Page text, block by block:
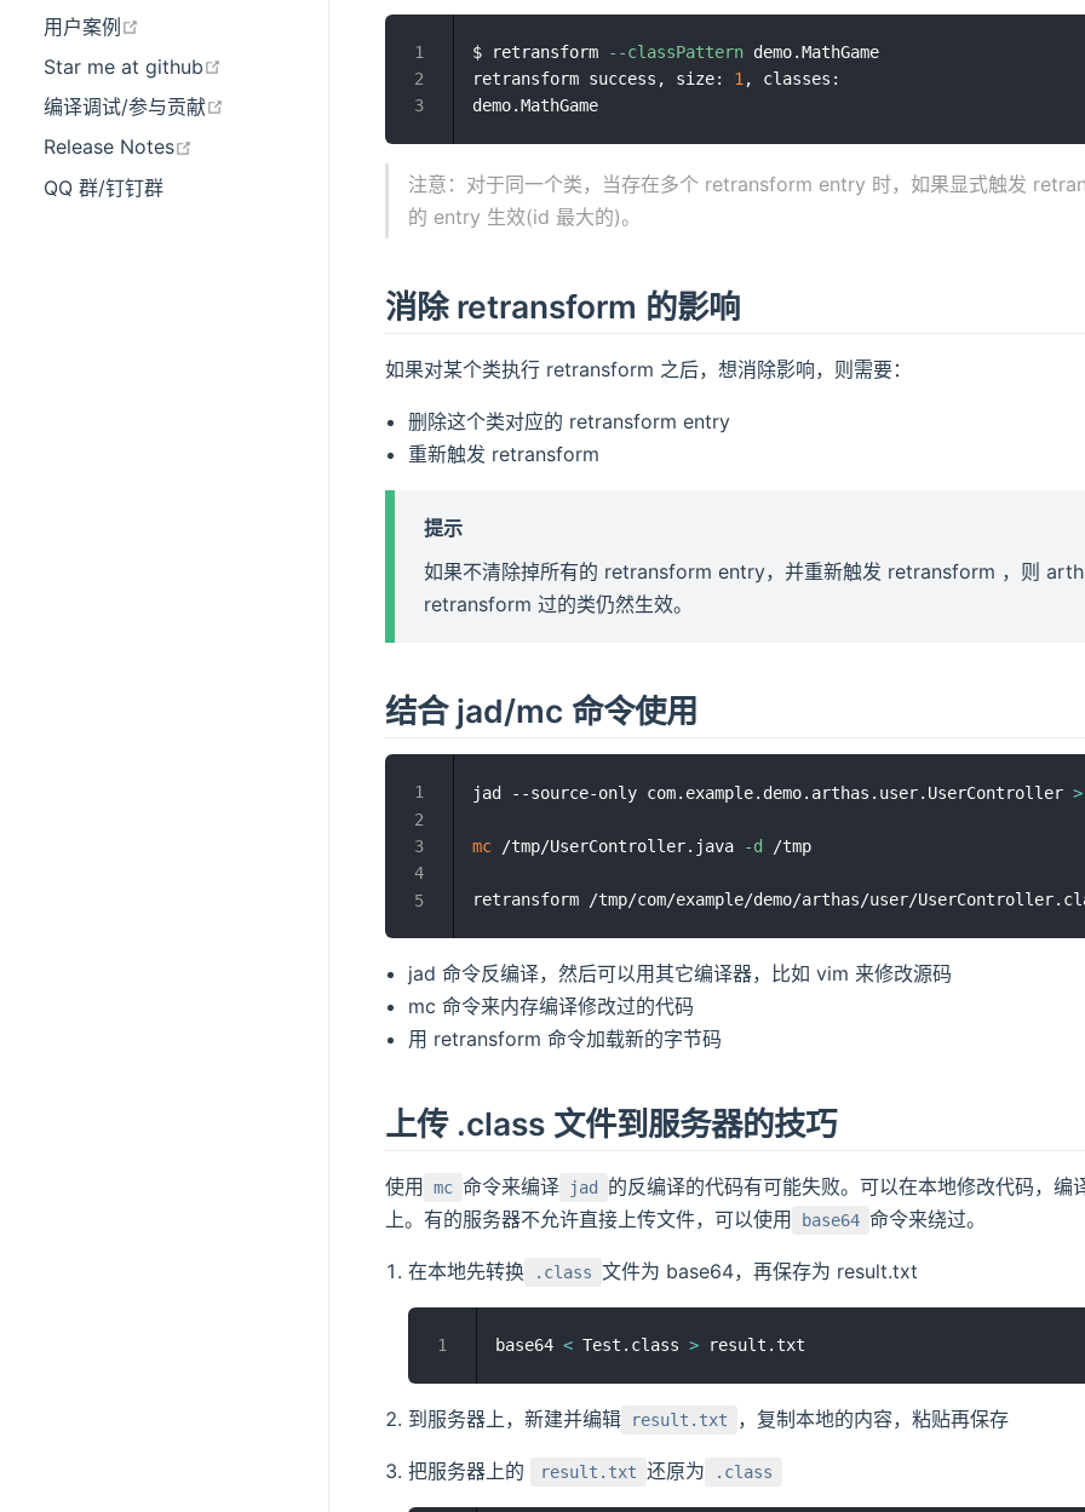
用户案例
Star me at github
编译调试/参与贡献
Release Notes
QQ 群/钉钉群
$ retransform --classPattern demo.MathGame
retransform success, size: 1, classes:
注意：对于同一个类，当存在多个 retransform entry 时，如果显式触发
的 entry 生效(id 最大的)。
消除 retransform 的影响
如果对某个类执行 retransform 之后，想消除影响，则需要：
删除这个类对应的 retransform entry
重新触发 retransform
提示
如果不清除掉所有的 retransform entry，并重新触发 retransform ，则
retransform 过的类仍然生效。
结合 jad/mc 命令使用
jad --source-only com.example.demo.arthas.user.UserController >
mc /tmp/UserController.java -d /tmp
jad 命令反编译，然后可以用其它编译器，比如 vim 来修改源码
mc 命令来内存编译修改过的代码
用 retransform 命令加载新的字节码
上传 .class 文件到服务器的技巧
使用 mc 命令来编译 jad
的反编译的代码有可能失败。可以在本地修改代码，编
上。有的服务器不允许直接上传文件，可以使用
base64 命令来绕过。
在本地先转换 .class 文件为 base64，再保存为 result.txt
base64 < Test.class >
到服务器上，新建并编辑 result.txt ，复制本地的内容，粘贴再保存
把服务器上的 result.txt 还原为 .class